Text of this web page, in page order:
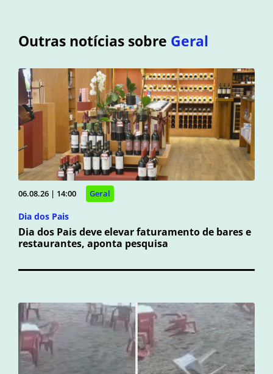
Outras notícias sobre Geral
06.08.26 | 14:00 Geral
Dia dos Pais
Dia dos Pais deve elevar faturamento de bares e
restaurantes, aponta pesquisa